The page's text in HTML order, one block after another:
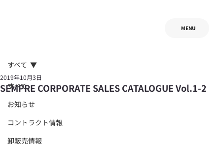
MENU
すべて
お知らせ
コントラクト情報
卸販売情報
すべて
SEMPRE CORPORATE SALES CATALOGUE Vol.1-2
2019年10月3日